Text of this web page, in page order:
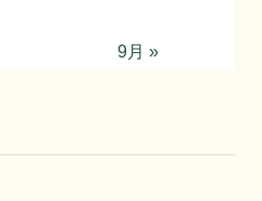
9月 »